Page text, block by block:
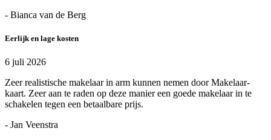
- Bianca van de Berg
Eerlijk en lage kosten
6 juli 2026
Zeer realistische makelaar in arm kunnen nemen door Makelaar-
kaart. Zeer aan te raden op deze manier een goede makelaar in te
schakelen tegen een betaalbare prijs.
- Jan Veenstra